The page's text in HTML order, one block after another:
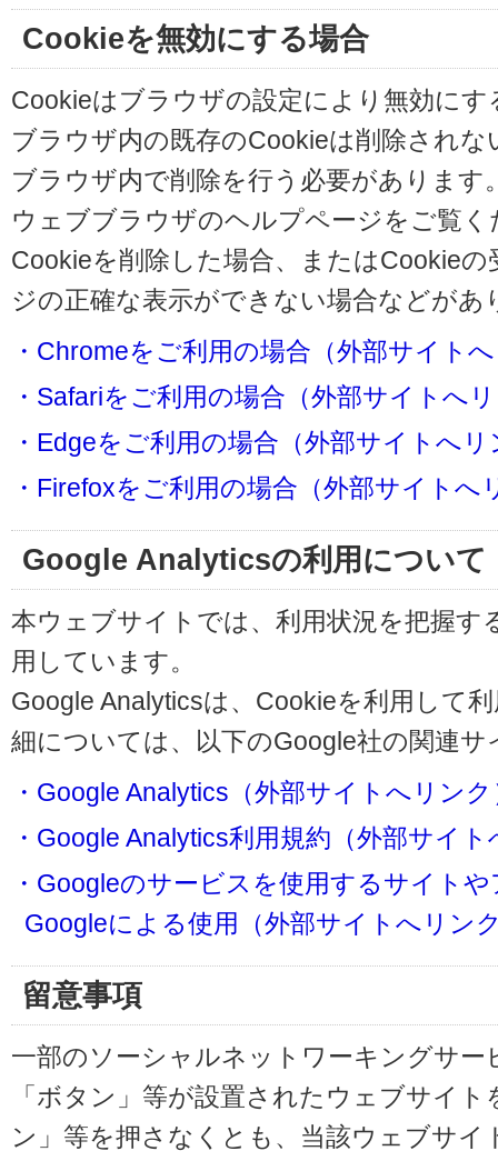
Cookieを無効にする場合
Cookieはブラウザの設定により無効に
ブラウザ内の既存のCookieは削除され
ブラウザ内で削除を行う必要があります
ウェブブラウザのヘルプページをご覧く
Cookieを削除した場合、またはCookie
ジの正確な表示ができない場合などが
・Chromeをご利用の場合（外部サイト
・Safariをご利用の場合（外部サイトへ
・Edgeをご利用の場合（外部サイトへリ
・Firefoxをご利用の場合（外部サイトへ
Google Analyticsの利用について
本ウェブサイトでは、利用状況を把握す
用しています。
Google Analyticsは、Cookieを利用して
細については、以下のGoogle社の関連
・Google Analytics（外部サイトへリンク
・Google Analytics利用規約（外部サイ
・Googleのサービスを使用するサイト
Googleによる使用（外部サイトへリン
留意事項
一部のソーシャルネットワーキングサー
「ボタン」等が設置されたウェブサイ
ン」等を押さなくとも、当該ウェブサイ